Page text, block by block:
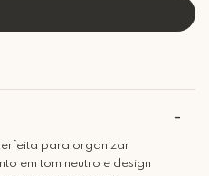
para organizar
em tom neutro e design